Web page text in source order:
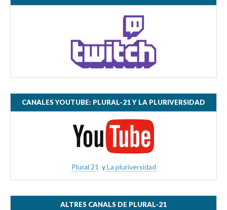
CANALES YOUTUBE: PLURAL-21 Y LA PLURIVERSIDAD
Plural 21 yLa pluriversidad
ALTRES CANALS DE PLURAL-21